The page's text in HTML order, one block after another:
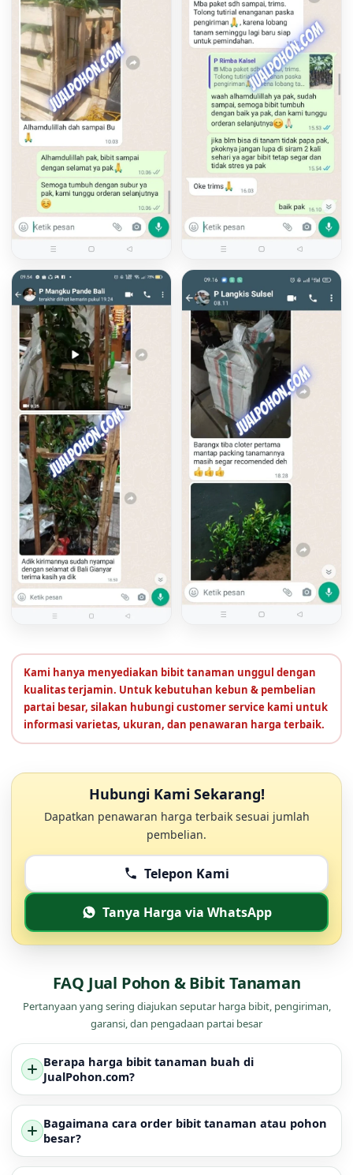
Kami hanya menyediakan bibit tanaman unggul dengan
kualitas terjamin. Untuk kebutuhan kebun & pembelian
partai besar, silakan hubungi customer service kami untuk
informasi varietas, ukuran, dan penawaran harga terbaik.
Hubungi Kami Sekarang!
Dapatkan penawaran harga terbaik sesuai jumlah
pembelian.
Telepon Kami
Tanya Harga via WhatsApp
FAQ Jual Pohon & Bibit Tanaman
Pertanyaan yang sering diajukan seputar harga bibit, pengiriman,
garansi, dan pengadaan partai besar
Berapa harga bibit tanaman buah di
JualPohon.com?
Bagaimana cara order bibit tanaman atau pohon
besar?